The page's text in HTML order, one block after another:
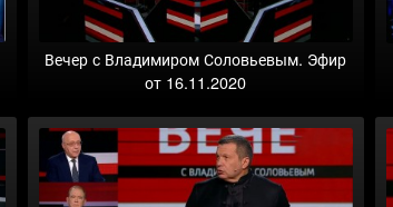
Вечер с Владимиром Соловьевым. Эфир
от 16.11.2020